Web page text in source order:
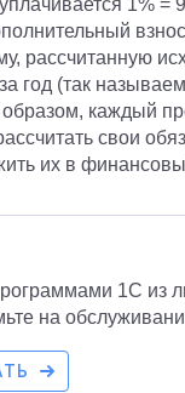
1% =
рассчитанную
год (так
образом, каждый
свои
их в
1С из
на